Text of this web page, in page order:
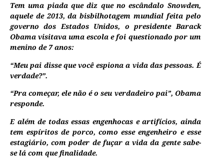
Tem uma piada que diz que no escândalo Snowden,
aquele de 2013, da bisbilhotagem mundial feita pelo
governo dos Estados Unidos, o presidente Barack
Obama visitava uma escola e foi questionado por um
menino de 7 anos:
“Meu pai disse que você espiona a vida das pessoas. É
verdade?”.
“Pra começar, ele não é o seu verdadeiro pai”, Obama
responde.
E além de todas essas engenhocas e artifícios, ainda
tem espíritos de porco, como esse engenheiro e esse
estagiário, com poder de fuçar a vida da gente sabe-
se lá com que finalidade.